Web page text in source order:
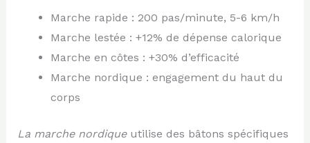
Marche rapide : 200 pas/minute, 5-6 km/h
Marche lestée : +12% de dépense calorique
Marche en côtes : +30% d’efficacité
Marche nordique : engagement du haut du
corps
La marche nordiqueutilise des bâtons spécifiques